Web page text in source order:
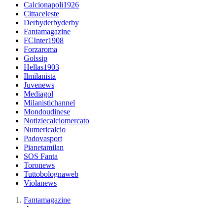
Calcionapoli1926
Cittaceleste
Derbyderbyderby
Fantamagazine
FCInter1908
Forzaroma
Golssip
Hellas1903
Ilmilanista
Juvenews
Mediagol
Milanistichannel
Mondoudinese
Notiziecalciomercato
Numericalcio
Padovasport
Pianetamilan
SOS Fanta
Toronews
Tuttobolognaweb
Violanews
Fantamagazine